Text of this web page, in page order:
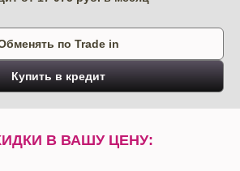
по Trade in
Купить в кредит
В ВАШУ ЦЕНУ: